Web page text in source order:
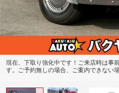
現在、下取り強化中です！ご来店時は事
す。ご予約無しの場合、ご案内できない